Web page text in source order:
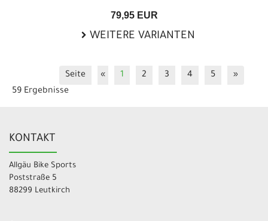
79,95 EUR
WEITERE VARIANTEN
Seite « 1 2 3 4 5
»
59 Ergebnisse
KONTAKT
Allgäu Bike Sports
Poststraße 5
88299 Leutkirch